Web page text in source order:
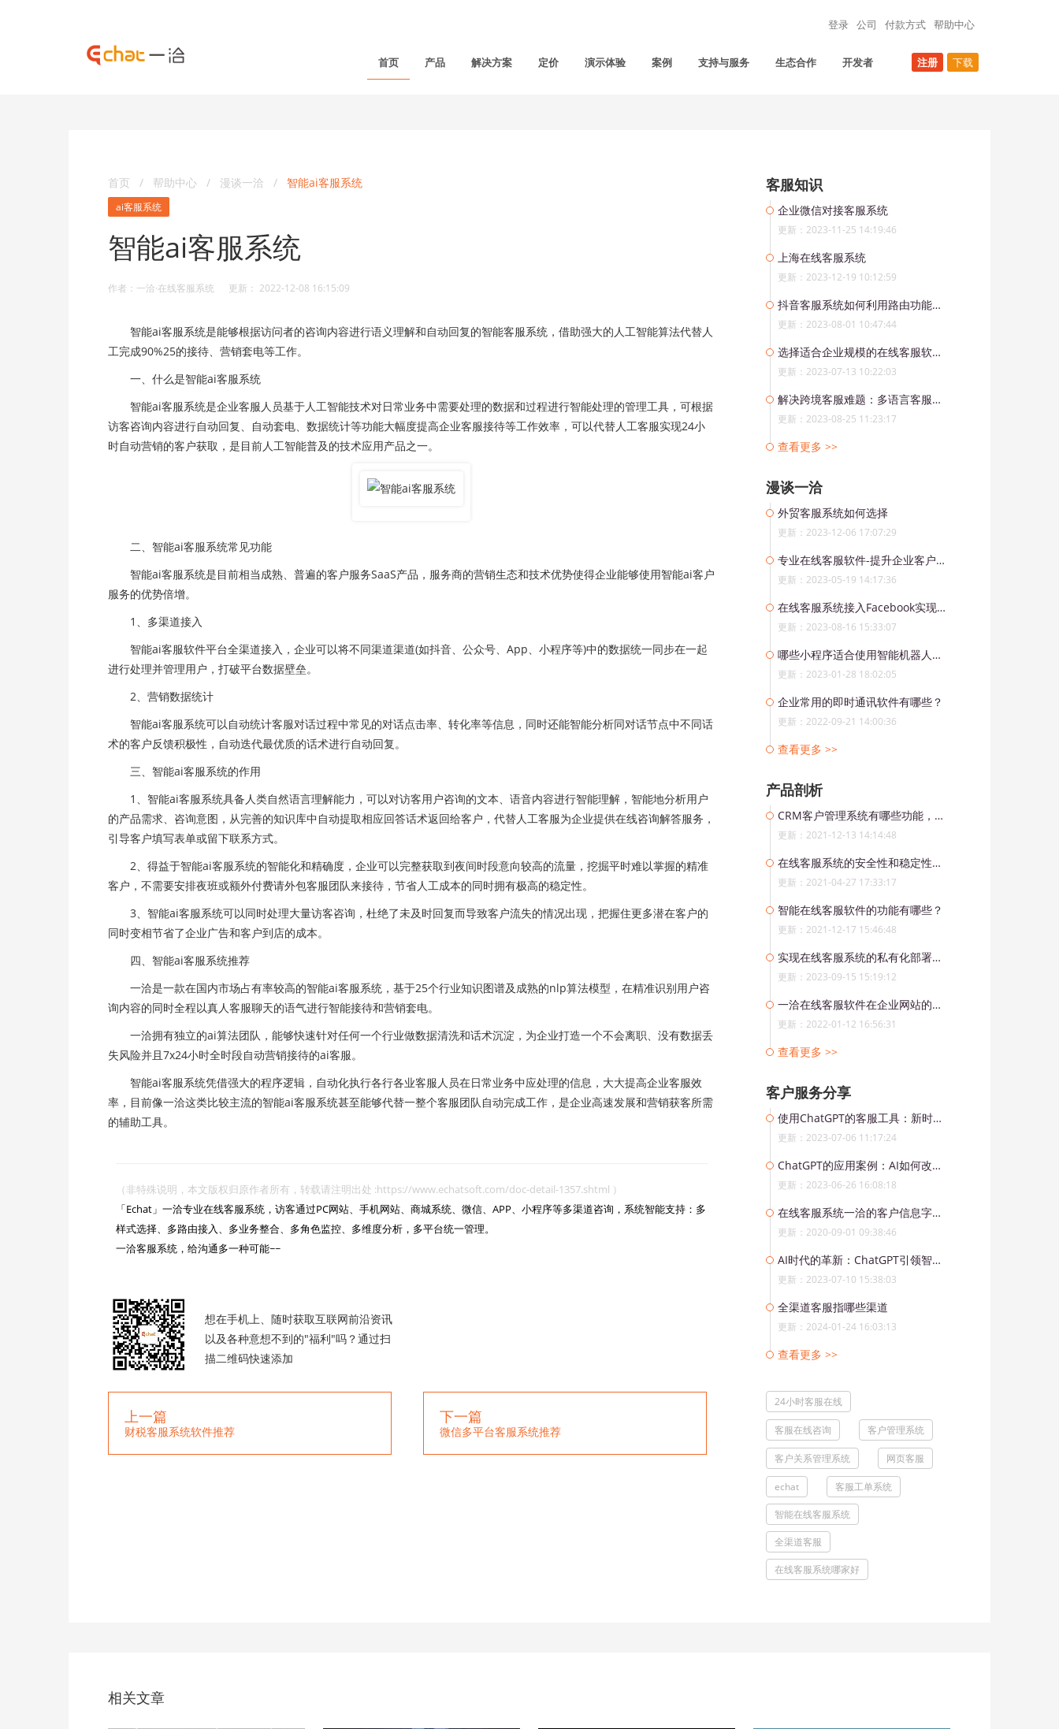
登录 公司 付款方式 帮助中心
首页 产品 解决方案 定价 演示体验 案例 支持与服务 生态合作 开发者 注册 下载
首页 / 帮助中心 / 漫谈一洽 / 智能ai客服系统
ai客服系统
智能ai客服系统
作者：一洽·在线客服系统 更新： 2022-12-08 16:15:09
智能ai客服系统是能够根据访问者的咨询内容进行语义理解和自动回复的智能客服系统，借助强大的人工智能算法代替人
工完成90%25的接待、营销套电等工作。
一、什么是智能ai客服系统
智能ai客服系统是企业客服人员基于人工智能技术对日常业务中需要处理的数据和过程进行智能处理的管理工具，可根据
访客咨询内容进行自动回复、自动套电、数据统计等功能大幅度提高企业客服接待等工作效率，可以代替人工客服实现24小
时自动营销的客户获取，是目前人工智能普及的技术应用产品之一。
二、智能ai客服系统常见功能
智能ai客服系统是目前相当成熟、普遍的客户服务SaaS产品，服务商的营销生态和技术优势使得企业能够使用智能ai客户
服务的优势倍增。
1、多渠道接入
智能ai客服软件平台全渠道接入，企业可以将不同渠道渠道(如抖音、公众号、App、小程序等)中的数据统一同步在一起
进行处理并管理用户，打破平台数据壁垒。
2、营销数据统计
智能ai客服系统可以自动统计客服对话过程中常见的对话点击率、转化率等信息，同时还能智能分析同对话节点中不同话
术的客户反馈积极性，自动迭代最优质的话术进行自动回复。
三、智能ai客服系统的作用
1、智能ai客服系统具备人类自然语言理解能力，可以对访客用户咨询的文本、语音内容进行智能理解，智能地分析用户
的产品需求、咨询意图，从完善的知识库中自动提取相应回答话术返回给客户，代替人工客服为企业提供在线咨询解答服务，
引导客户填写表单或留下联系方式。
2、得益于智能ai客服系统的智能化和精确度，企业可以完整获取到夜间时段意向较高的流量，挖掘平时难以掌握的精准
客户，不需要安排夜班或额外付费请外包客服团队来接待，节省人工成本的同时拥有极高的稳定性。
3、智能ai客服系统可以同时处理大量访客咨询，杜绝了未及时回复而导致客户流失的情况出现，把握住更多潜在客户的
同时变相节省了企业广告和客户到店的成本。
四、智能ai客服系统推荐
一洽是一款在国内市场占有率较高的智能ai客服系统，基于25个行业知识图谱及成熟的nlp算法模型，在精准识别用户咨
询内容的同时全程以真人客服聊天的语气进行智能接待和营销套电。
一洽拥有独立的ai算法团队，能够快速针对任何一个行业做数据清洗和话术沉淀，为企业打造一个不会离职、没有数据丢
失风险并且7x24小时全时段自动营销接待的ai客服。
智能ai客服系统凭借强大的程序逻辑，自动化执行各行各业客服人员在日常业务中应处理的信息，大大提高企业客服效
率，目前像一洽这类比较主流的智能ai客服系统甚至能够代替一整个客服团队自动完成工作，是企业高速发展和营销获客所需
的辅助工具。
（非特殊说明，本文版权归原作者所有，转载请注明出处 :https://www.echatsoft.com/doc-detail-1357.shtml ）
「Echat」一洽专业在线客服系统，访客通过PC网站、手机网站、商城系统、微信、APP、小程序等多渠道咨询，系统智能支持：多
样式选择、多路由接入、多业务整合、多角色监控、多维度分析，多平台统一管理。
一洽客服系统，给沟通多一种可能~~
想在手机上、随时获取互联网前沿资讯
以及各种意想不到的"福利"吗？通过扫
描二维码快速添加
上一篇
财税客服系统软件推荐
下一篇
微信多平台客服系统推荐
客服知识
企业微信对接客服系统
更新：2023-11-25 14:19:46
上海在线客服系统
更新：2023-12-19 10:12:59
抖音客服系统如何利用路由功能分配消息给不同业务分组
更新：2023-08-01 10:47:44
选择适合企业规模的在线客服软件有哪些考虑因素？
更新：2023-07-13 10:22:03
解决跨境客服难题：多语言客服工作台助力全球商务
更新：2023-08-25 11:23:17
查看更多 >>
漫谈一洽
外贸客服系统如何选择
更新：2023-12-06 17:07:29
专业在线客服软件-提升企业客户服务水平的必备工具
更新：2023-05-19 14:17:36
在线客服系统接入Facebook实现定制化服务
更新：2023-08-16 15:33:07
哪些小程序适合使用智能机器人客服？
更新：2023-01-28 18:02:05
企业常用的即时通讯软件有哪些？
更新：2022-09-21 14:00:36
查看更多 >>
产品剖析
CRM客户管理系统有哪些功能，哪个CRM系统好用？
更新：2021-12-13 14:14:48
在线客服系统的安全性和稳定性有多重要？
更新：2021-04-27 17:33:17
智能在线客服软件的功能有哪些？
更新：2021-12-17 15:46:48
实现在线客服系统的私有化部署，打造独享产品与数据服务的企业方案
更新：2023-09-15 15:19:12
一洽在线客服软件在企业网站的使用
更新：2022-01-12 16:56:31
查看更多 >>
客户服务分享
使用ChatGPT的客服工具：新时代的沟通方式
更新：2023-07-06 11:17:24
ChatGPT的应用案例：AI如何改善客户服务
更新：2023-06-26 16:08:18
在线客服系统一洽的客户信息字段如何定义与展示？
更新：2020-09-01 09:38:46
AI时代的革新：ChatGPT引领智能客服系统的未来
更新：2023-07-10 15:38:03
全渠道客服指哪些渠道
更新：2024-01-24 16:03:13
查看更多 >>
24小时客服在线
客服在线咨询 客户管理系统
客户关系管理系统 网页客服
echat 客服工单系统
智能在线客服系统
全渠道客服
在线客服系统哪家好
相关文章